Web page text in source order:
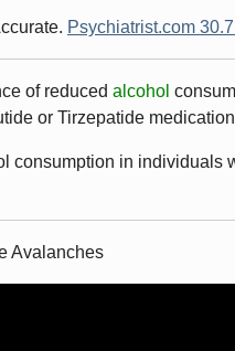
Psychiatrist.com
of reduced alcohol
or Tirzepatide
consumption in individuals
Avalanches